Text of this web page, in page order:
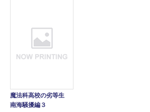
魔法科高校の劣等生
南海騒擾編３